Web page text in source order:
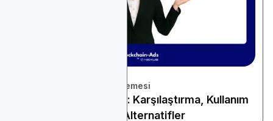
Platform ve Araçlar İncelemesi
Criteo vs Google Ads: Karşılaştırma, Kullanım
Senaryoları ve En İyi Alternatifler